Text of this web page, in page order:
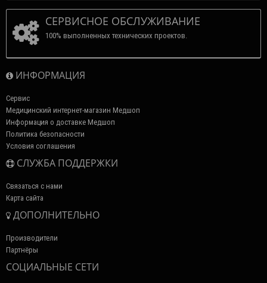
СЕРВИСНОЕ ОБСЛУЖИВАНИЕ
100% выполненных технических проектов.
ИНФОРМАЦИЯ
Сервис
Медицинский интернет-магазин Медшоп
Информация о доставке Медшоп
Политика безопасности
Условия соглашения
СЛУЖБА ПОДДЕРЖКИ
Связаться с нами
Карта сайта
ДОПОЛНИТЕЛЬНО
Производители
Партнёры
СОЦИАЛЬНЫЕ СЕТИ